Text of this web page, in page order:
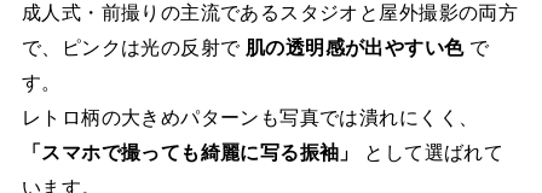
成人式・前撮りの主流であるスタジオと屋外撮影の両方
で、ピンクは光の反射で 肌の透明感が出やすい色で
す。
レトロ柄の大きめパターンも写真では潰れにくく、
「スマホで撮っても綺麗に写る振袖」
として選ばれて
います。